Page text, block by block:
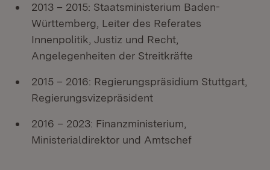
2013 – 2015: Staatsministerium Baden-
Württemberg, Leiter des Referates
Innenpolitik, Justiz und Recht,
Angelegenheiten der Streitkräfte
2015 – 2016: Regierungspräsidium Stuttgart,
Regierungsvizepräsident
2016 – 2023: Finanzministerium,
Ministerialdirektor und Amtschef